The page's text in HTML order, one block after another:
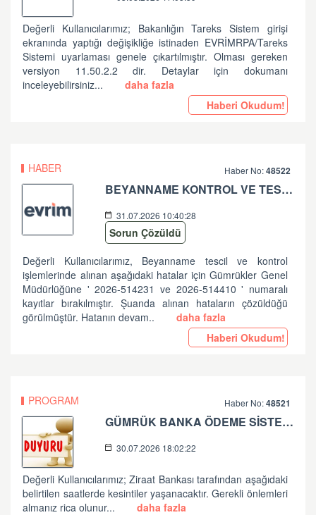
Değerli Kullanıcılarımız; Bakanlığın Tareks Sistem girişi
ekranında yaptığı değişikliğe istinaden EVRİMRPA/Tareks
Sistemi uyarlaması genele çıkartılmıştır. Olması gereken
versiyon 11.50.2.2 dir. Detaylar için dokumanı
inceleyebilirsiniz...
daha fazla
Haberi Okudum!
HABER Haber No:48522
BEYANNAME KONTROL VE TESCİL İŞLEMLERİNDE ALINAN HATALAR HK
31.07.2026 10:40:28
Sorun Çözüldü
Değerli Kullanıcılarımız, Beyanname tescil ve kontrol
işlemlerinde alınan aşağıdaki hatalar için Gümrükler Genel
Müdürlüğüne ' 2026-514231 ve 2026-514410 ' numaralı
kayıtlar bırakılmıştır. Şuanda alınan hataların çözüldüğü
görülmüştür. Hatanın devam..
daha fazla
Haberi Okudum!
PROGRAM Haber No:48521
GÜMRÜK BANKA ÖDEME SİSTEMLERİ ZİRAAT BANKASI PLANLI ÇALIŞMA HK
30.07.2026 18:02:22
Değerli Kullanıcılarımız; Ziraat Bankası tarafından aşağıdaki
belirtilen saatlerde kesintiler yaşanacaktır. Gerekli önlemleri
almanız rica olunur...
daha fazla